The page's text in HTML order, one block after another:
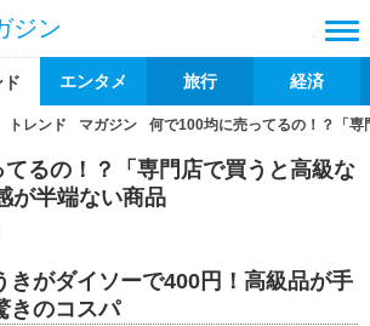
ジン
ド エンタメ 旅行 経済
トレンド マガジン 何で100均に売ってるの！？「
るの！？「専門店で買うと高級な
が半端ない商品
きがダイソーで400円！高級品が手
きのコスパ